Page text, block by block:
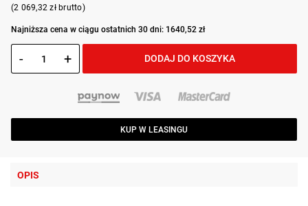
(2 069,32 zł brutto)
Najniższa cena w ciągu ostatnich 30 dni: 1640,52 zł
- + DODAJ DO KOSZYKA
KUP W LEASINGU
OPIS